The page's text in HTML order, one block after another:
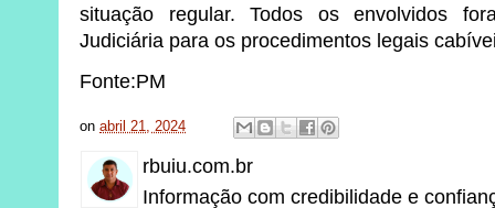
situação regular. Todos os envolvidos
Judiciária para os procedimentos legais
Fonte:PM
onabril 21, 2024
rbuiu.com.br
Informação com credibilidade e